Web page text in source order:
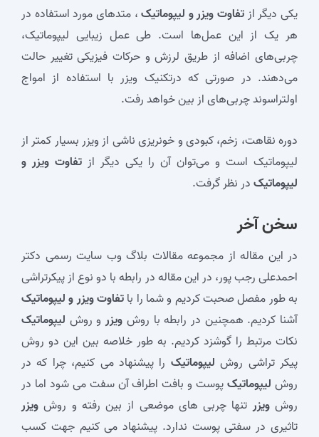
یکی دیگر از تفاوت ویزر و لیپوماتیک، متدهای مورد استفاده در
هر یک از این عمل‌ها است. طی عمل زیبایی لیپوماتیک،
چربی‌های اضافه از طریق لرزش و حرکات فیزیکی تغییر حالت
می‌دهند. در صورتی که درتکنیک ویزر با استفاده از امواج
اولتراسوند چربی‌های از بین خواهد رفت.
دوره نقاهت، زخم، کبودی و خونریزی ناشی از ویزر بسیار کمتر از
لیپوماتیک است و می‌توان آن را یکی دیگر از تفاوت ویزر و
لیپوماتیکدر نظر گرفت.
سخن آخر
در این مقاله از مجموعه مقالات بلاگ وب سایت رسمی دکتر
احمدعلی رجب پور، در این مقاله در رابطه با دو نوع از پیکرتراشی
به طور مفصل صحبت کردیم و شما را باتفاوت ویزر و لیپوماتیک
آشنا کردیم. همچنین در رابطه با روش ویزرو روش لیپوماتیک
نکات مرتبط را گوشزد کردیم. به طور خلاصه بین این دو روش
پیکر تراشی روش لیپوماتیک را پیشنهاد می کنیم، چرا که در
روش لیپوماتیکپوست و بافت اطراف آن سفت می شود اما در
روشویزرتنها چربی های موضعی از بین رفته و روش ویزر
تاثیری در سفتی پوست ندارد. پیشنهاد می کنیم جهت کسب